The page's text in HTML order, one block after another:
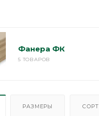
Фанера ФК
5 ТОВАРОВ
РАЗМЕРЫ СОРТ